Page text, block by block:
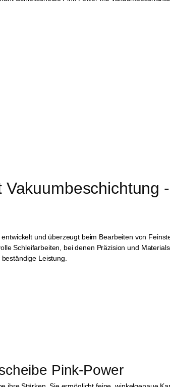
und überzeugt beim Bearbeiten von
Schleifarbeiten, bei denen Präzision und
Leistung.
Pink-Power